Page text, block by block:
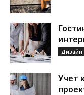
Дизайн
Учет